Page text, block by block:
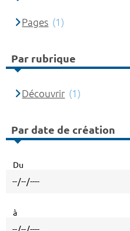
Pages (1)
Par rubrique
Découvrir (1)
Par date de création
Du
à